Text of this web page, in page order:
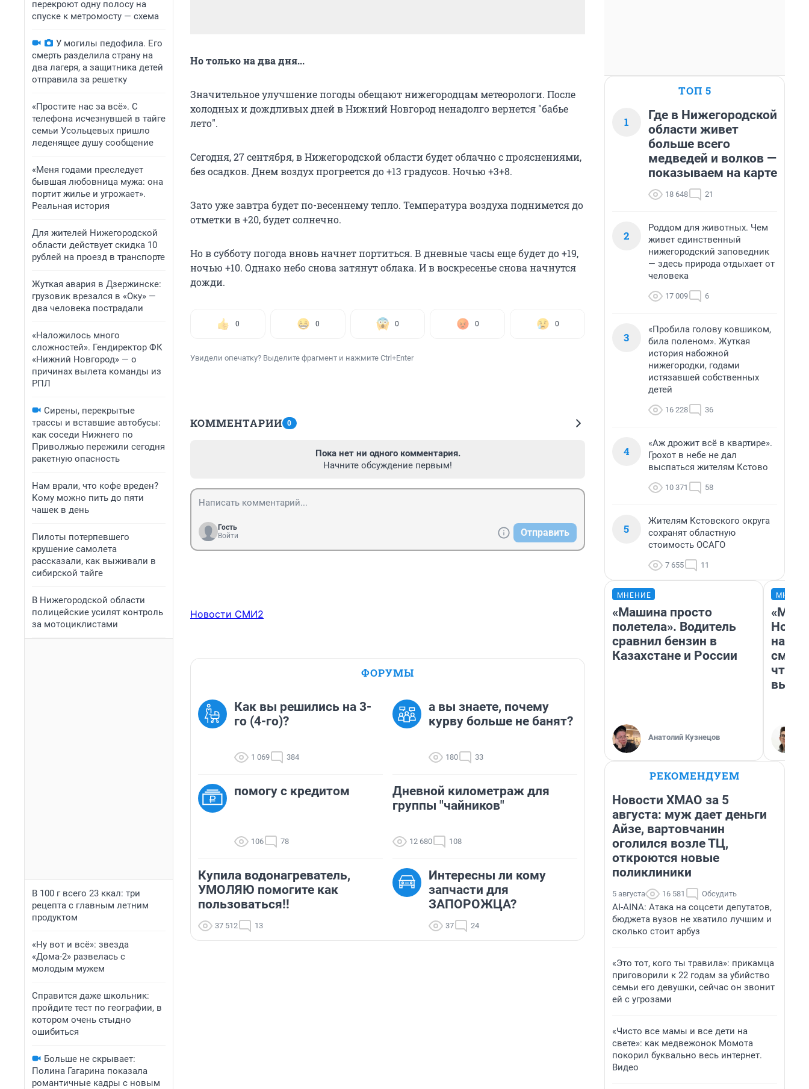
перекроют одну полосу на
спуске к метромосту — схема
У могилы педофила. Его
смерть разделила страну на
два лагеря, а защитника детей
отправила за решетку
«Простите нас за всё». С
телефона исчезнувшей в тайге
семьи Усольцевых пришло
леденящее душу сообщение
«Меня годами преследует
бывшая любовница мужа: она
портит жилье и угрожает».
Реальная история
Для жителей Нижегородской
области действует скидка 10
рублей на проезд в транспорте
Жуткая авария в Дзержинске:
грузовик врезался в «Оку» —
два человека пострадали
«Наложилось много
сложностей». Гендиректор ФК
«Нижний Новгород» — о
причинах вылета команды из
РПЛ
Сирены, перекрытые
трассы и вставшие автобусы:
как соседи Нижнего по
Приволжью пережили сегодня
ракетную опасность
Нам врали, что кофе вреден?
Кому можно пить до пяти
чашек в день
Пилоты потерпевшего
крушение самолета
рассказали, как выживали в
сибирской тайге
В Нижегородской области
полицейские усилят контроль
за мотоциклистами
В 100 г всего 23 ккал: три
рецепта с главным летним
продуктом
«Ну вот и всё»: звезда
«Дома-2» развелась с
молодым мужем
Справится даже школьник:
пройдите тест по географии, в
котором очень стыдно
ошибиться
Больше не скрывает:
Полина Гагарина показала
романтичные кадры с новым
Но только на два дня...
Значительное улучшение погоды обещают нижегородцам метеорологи. После
холодных и дождливых дней в Нижний Новгород ненадолго вернется "бабье
лето".
Сегодня, 27 сентября, в Нижегородской области будет облачно с прояснениями,
без осадков. Днем воздух прогреется до +13 градусов. Ночью +3+8.
Зато уже завтра будет по-весеннему тепло. Температура воздуха поднимется до
отметки в +20, будет солнечно.
Но в субботу погода вновь начнет портиться. В дневные часы еще будет до +19,
ночью +10. Однако небо снова затянут облака. И в воскресенье снова начнутся
дожди.
0 0 0 0 0
Увидели опечатку? Выделите фрагмент и нажмите Ctrl+Enter
КОММЕНТАРИИ 0
Пока нет ни одного комментария.
Начните обсуждение первым!
Гость
Войти
Отправить
Новости СМИ2
ФОРУМЫ
Как вы решились на 3-
го (4-го)?
1 069 384
а вы знаете, почему
курву больше не банят?
180 33
помогу с кредитом
106 78
Дневной километраж для
группы "чайников"
12 680 108
Купила водонагреватель,
УМОЛЯЮ помогите как
пользоваться!!
37 512 13
Интересны ли кому
запчасти для
ЗАПОРОЖЦА?
37 24
ТОП 5
1
Где в Нижегородской
области живет
больше всего
медведей и волков —
показываем на карте
18 648 21
2
Роддом для животных. Чем
живет единственный
нижегородский заповедник
— здесь природа отдыхает от
человека
17 009 6
3
«Пробила голову ковшиком,
била поленом». Жуткая
история набожной
нижегородки, годами
истязавшей собственных
детей
16 228 36
4
«Аж дрожит всё в квартире».
Грохот в небе не дал
выспаться жителям Кстово
10 371 58
5
Жителям Кстовского округа
сохранят областную
стоимость ОСАГО
7 655 11
МНЕНИЕ
«Машина просто
полетела». Водитель
сравнил бензин в
Казахстане и России
Анатолий Кузнецов
«Мы
РЕКОМЕНДУЕМ
Новости ХМАО за 5
августа: муж дает деньги
Айзе, вартовчанин
оголился возле ТЦ,
откроются новые
поликлиники
5 августа 16 581 Обсудить
AI-AINA: Атака на соцсети депутатов,
бюджета вузов не хватило лучшим и
сколько стоит арбуз
«Это тот, кого ты травила»: прикамца
приговорили к 22 годам за убийство
семьи его девушки, сейчас он звонит
ей с угрозами
«Чисто все мамы и все дети на
свете»: как медвежонок Момота
покорил буквально весь интернет.
Видео